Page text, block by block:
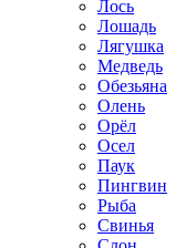
Лось
Лошадь
Лягушка
Медведь
Обезьяна
Олень
Орёл
Осел
Паук
Пингвин
Рыба
Свинья